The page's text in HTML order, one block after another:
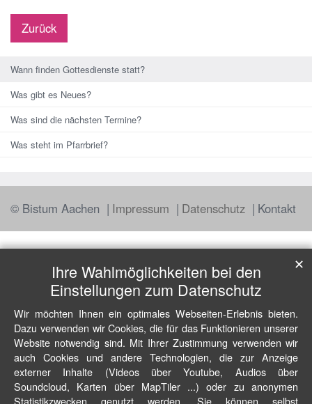
Zurück
Wann finden Gottesdienste statt?
Was gibt es Neues?
Was sind die nächsten Termine?
Was steht im Pfarrbrief?
© Bistum Aachen Impressum Datenschutz Kontakt
Ihre Wahlmöglichkeiten bei den
Einstellungen zum Datenschutz
Wir möchten Ihnen ein optimales Webseiten-Erlebnis bieten.
Dazu verwenden wir Cookies, die für das Funktionieren unserer
Website notwendig sind. Mit Ihrer Zustimmung verwenden wir
auch Cookies und andere Technologien, die zur Anzeige
externer Inhalte (Videos über Youtube, Audios über
Soundcloud, Karten über MapTiler ...) oder zu anonymen
Statistikzwecken genutzt werden. Sie können selbst
✕